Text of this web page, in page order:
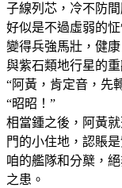
子線列芯，冷不防
好似是不過虛弱的
變得兵強馬壯，健
與紫石類地行星的
“阿黃，肯定音，先
“昭昭！”
相當鍾之後，阿黃
門的小住地，認賬
咱的艦隊和分櫱，
之患。